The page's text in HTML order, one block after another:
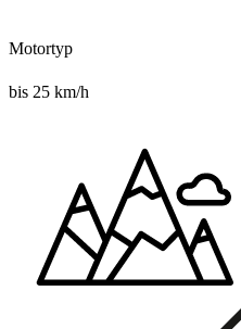
Motortyp
bis 25 km/h